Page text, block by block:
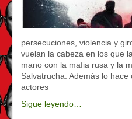
persecuciones, violencia y
vuelan la cabeza en los que
mano con la mafia rusa y la
Salvatrucha. Además lo
actores
Sigue leyendo…